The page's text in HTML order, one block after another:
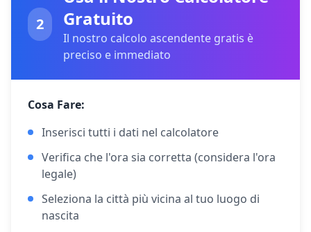
2
Gratuito
Il nostro calcolo ascendente gratis è
preciso e immediato
Cosa Fare:
Inserisci tutti i dati nel calcolatore
Verifica che l'ora sia corretta (considera l'ora
legale)
Seleziona la città più vicina al tuo luogo di
nascita